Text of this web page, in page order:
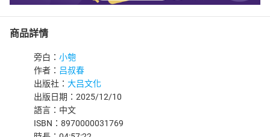
商品詳情
旁白： 小匏
作者： 吕叔春
出版社： 大吕文化
出版日期：2025/12/10
語言：中文
ISBN：8970000031769